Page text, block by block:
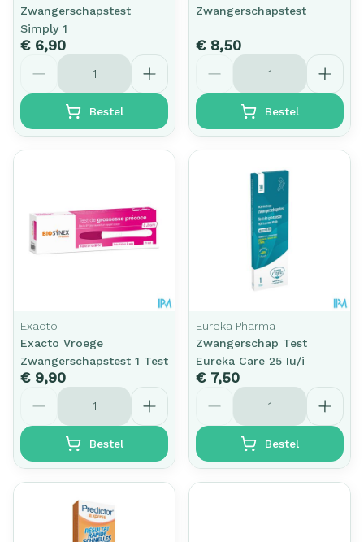
Zwangerschapstest
Simply 1
€ 6,90
Aantal
Bestel
Zwangerschapstest
€ 8,50
Aantal
Bestel
Exacto
Exacto Vroege
Zwangerschapstest 1 Test
€ 9,90
Aantal
Bestel
Eureka Pharma
Zwangerschap Test
Eureka Care 25 Iu/i
€ 7,50
Aantal
Bestel